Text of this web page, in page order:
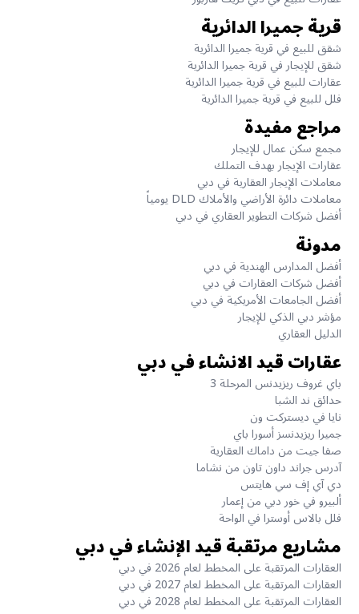
قرية جميرا الدائرية
شقق للبيع في قرية جميرا الدائرية
شقق للإيجار في قرية جميرا الدائرية
عقارات للبيع في قرية جميرا الدائرية
فلل للبيع في قرية جميرا الدائرية
مراجع مفيدة
مجمع سكن عمال للإيجار
عقارات الإيجار بهدف التملك
معاملات الإيجار العقارية في دبي
معاملات دائرة الأراضي والأملاك DLD يومياً
أفضل شركات التطوير العقاري في دبي
مدونة
أفضل المدارس الهندية في دبي
أفضل شركات العقارات في دبي
أفضل الجامعات الأمريكية في دبي
مؤشر دبي الذكي للإيجار
الدليل العقاري
عقارات قيد الانشاء في دبي
باي غروف ريزيدنس المرحلة 3
حدائق ند الشبا
نايا في ديستركت ون
جميرا ريزيدنسز أسورا باي
صفا جيت من داماك العقارية
آدرس جراند داون تاون من نشاما
دي آي إف سي هايتس
ألبيرو في خور دبي من إعمار
فلل بالاس أوسترا في الواحة
مشاريع مرتقبة قيد الإنشاء في دبي
العقارات المرتقبة على المخطط لعام 2026 في دبي
العقارات المرتقبة على المخطط لعام 2027 في دبي
العقارات المرتقبة على المخطط لعام 2028 في دبي